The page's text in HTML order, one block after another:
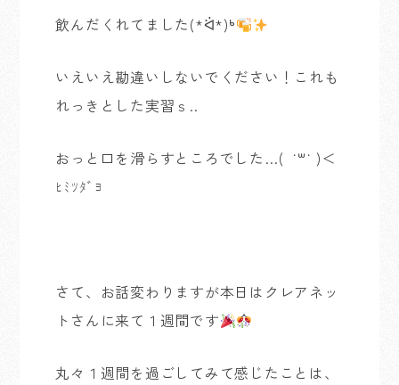
飲んだくれてました(*ᐛ*)ᒃ
いえいえ勘違いしないでください！これも
れっきとした実習ｓ..
おっと口を滑らすところでした…( ˙꒳​˙ )＜
ﾋﾐﾂﾀﾞﾖ
さて、お話変わりますが本日はクレアネッ
トさんに来て１週間です
丸々１週間を過ごしてみて感じたことは、